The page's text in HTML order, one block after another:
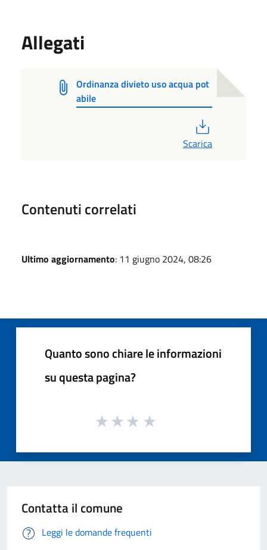
Allegati
Ordinanza divieto uso acqua pot
abile
Scarica
Contenuti correlati
Ultimo aggiornamento: 11 giugno 2024, 08:26
Quanto sono chiare le informazioni
su questa pagina?
Contatta il comune
Leggi le domande frequenti